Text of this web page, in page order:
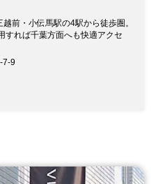
前・小伝馬駅の4駅から徒歩圏。
すれば千葉方面へも快適アクセ
7-9